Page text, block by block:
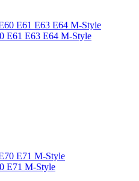
E61 E63 E64 M-Style
E71 M-Style